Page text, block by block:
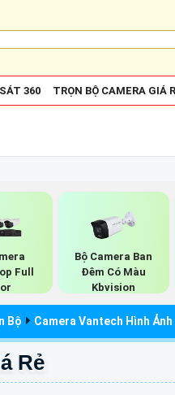
360 TRỌN BỘ CAMERA GIÁ
Full
Bộ Camera Ban
Đêm Có Màu
Kbvision
Bộ Camera Vantech Hình Ảnh
Rẻ